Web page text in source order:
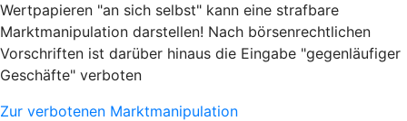
Wertpapieren "an sich selbst" kann eine strafbare
Marktmanipulation darstellen! Nach börsenrechtlichen
Vorschriften ist darüber hinaus die Eingabe "gegenläufiger
Geschäfte" verboten
Zur verbotenen Marktmanipulation